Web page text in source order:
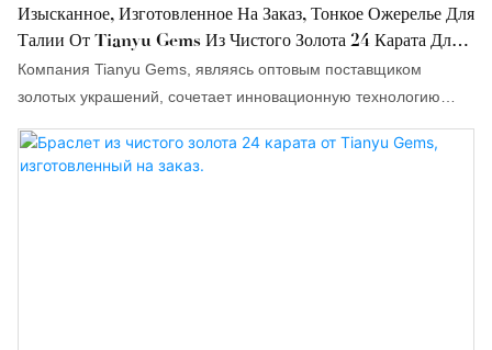
Изысканное, Изготовленное На Заказ, Тонкое Ожерелье Для
Талии От Tianyu Gems Из Чистого Золота 24 Карата Для
Женщин.
Компания Tianyu Gems, являясь оптовым поставщиком
золотых украшений, сочетает инновационную технологию
разрабатывая популярные кулоны на тонкую талию, создавая